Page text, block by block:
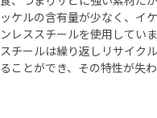
ッケルの含有量が少なく、イ
ンレススチールを使用してい
スチールは繰り返しリサイク
ることができ、その特性が失